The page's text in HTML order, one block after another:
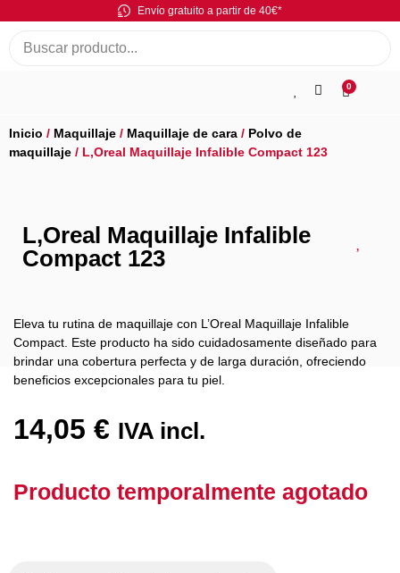
Envío gratuito a partir de 40€*
0
Inicio / Maquillaje / Maquillaje de cara / Polvo de
maquillaje / L,Oreal Maquillaje Infalible Compact 123
L,Oreal Maquillaje Infalible
Compact 123
Eleva tu rutina de maquillaje con L’Oreal Maquillaje Infalible
Compact. Este producto ha sido cuidadosamente diseñado para
brindar una cobertura perfecta y de larga duración, ofreciendo
beneficios excepcionales para tu piel.
14,05 € IVA incl.
Producto temporalmente agotado